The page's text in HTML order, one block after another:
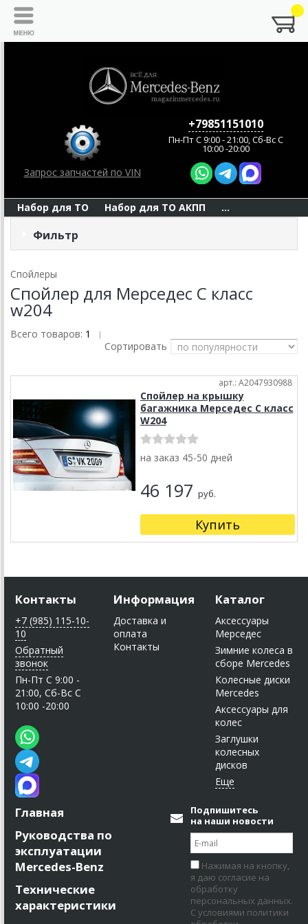
Запрос запчастей по VIN
+79851151010
Пн-Пт C 9:00 - 21:00, Сб-Вс С
10:00 -20:00
Набор для ТО Набор для ТО АКПП ...
Фильтр
Спойлеры
Спойлер для Мерседес С класс
w204
Всего товаров: 1 |
Сортировать
арт.: A2047930988
Спойлер на крышку
багажника Мерседес С класс
W204
на заказ 45-50 дней
46 197 руб.
Купить
Контакты
+7 (985) 115-10-
10
Обратный
звонок
Пн-Пт C 9:00 -
21:00, Сб-Вс С
10:00 -20:00
Информация
Доставка и
оплата
Контакты
Каталог
Аксессуары
Мерседес
Зимние колеса в
сборе Mercedes
Колесные диски
Mercedes
Аксессуары для
колес
Заглушки
колесных
дисков
Главная
Руководства по
эксплуатации
Mercedes-Benz
Технические
характеристики
Подпишитесь
на наши новости
Нажимая на кнопку,
я даю согласие на
обработку
персональных данных.
С условиями политики